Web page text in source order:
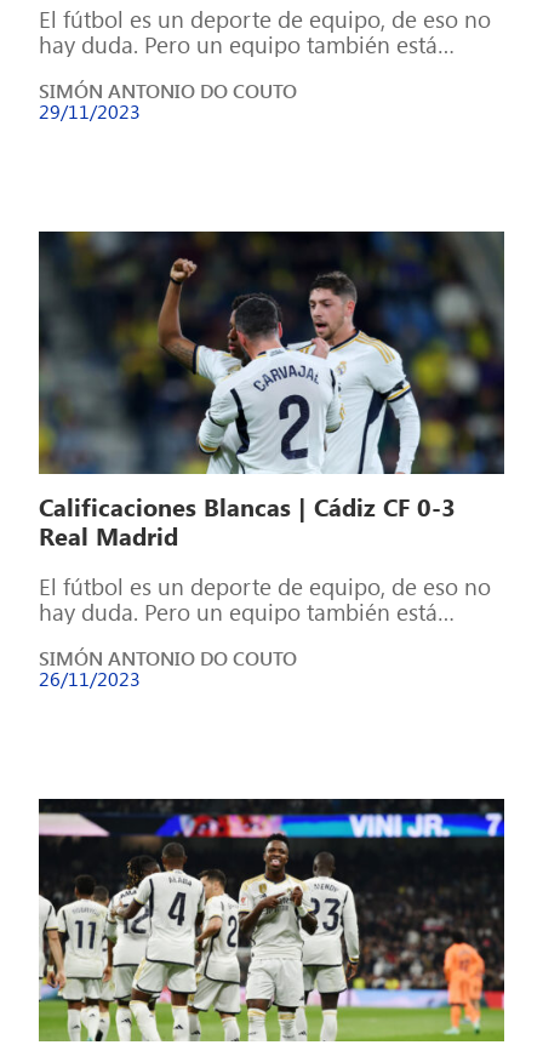
El fútbol es un deporte de equipo, de eso no
hay duda. Pero un equipo también está
SIMÓN ANTONIO DO COUTO
29/11/2023
Calificaciones Blancas | Cádiz CF 0-3
Real Madrid
El fútbol es un deporte de equipo, de eso no
hay duda. Pero un equipo también está
SIMÓN ANTONIO DO COUTO
26/11/2023